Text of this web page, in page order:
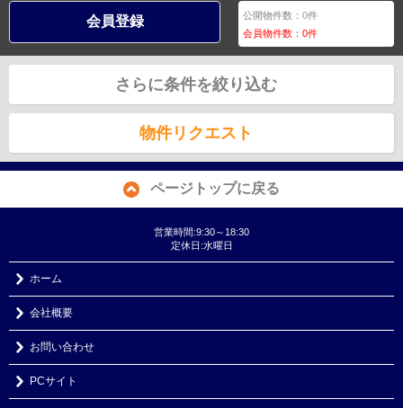
会員登録 公開物件数：0件
会員物件数：0件
さらに条件を絞り込む
物件リクエスト
ページトップに戻る
営業時間:9:30～18:30
定休日:水曜日
ホーム
会社概要
お問い合わせ
PCサイト